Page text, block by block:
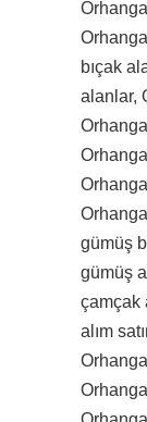
bıçak
alanlar,
gümüş
gümüş
çamçak
alım